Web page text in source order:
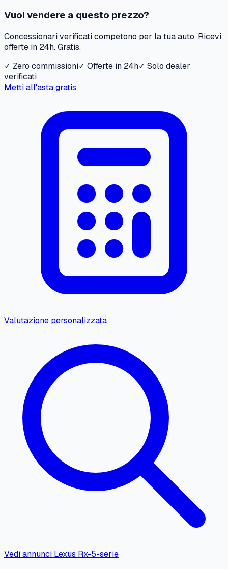
Vuoi vendere a questo prezzo?
Concessionari verificati competono per la tua auto. Ricevi
offerte in 24h. Gratis.
✓ Zero commissioni✓ Offerte in 24h✓ Solo dealer
verificati
Metti all'asta gratis
Valutazione personalizzata
Vedi annunci Lexus Rx-5-serie